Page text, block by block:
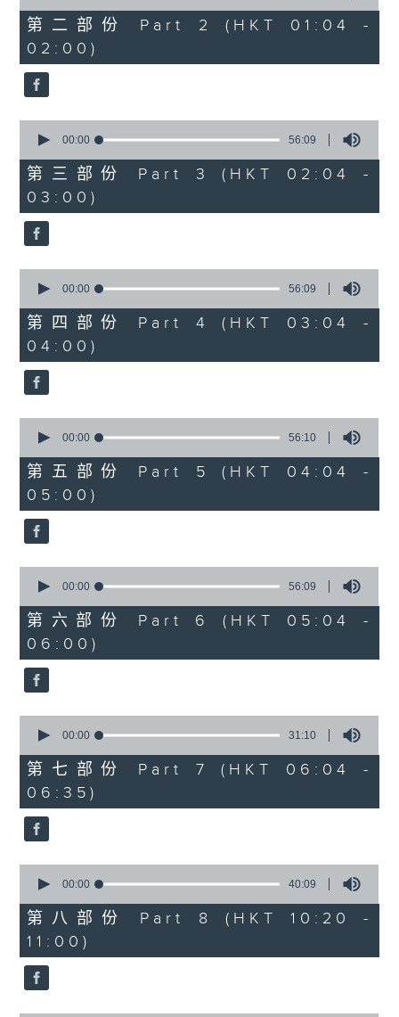
56
minutes,
9
seconds
第二部份 Part 2 (HKT 01:04 -
02:00)
seconds
56
minutes,
9
seconds
00:00 56:09
第三部份 Part 3 (HKT 02:04 -
03:00)
seconds
56
minutes,
9
seconds
00:00 56:09
第四部份 Part 4 (HKT 03:04 -
04:00)
seconds
56
minutes,
10
seconds
00:00 56:10
第五部份 Part 5 (HKT 04:04 -
05:00)
seconds
56
minutes,
9
seconds
00:00 56:09
第六部份 Part 6 (HKT 05:04 -
06:00)
seconds
31
minutes,
10
seconds
00:00 31:10
第七部份 Part 7 (HKT 06:04 -
06:35)
seconds
40
minutes,
9
seconds
00:00 40:09
第八部份 Part 8 (HKT 10:20 -
11:00)